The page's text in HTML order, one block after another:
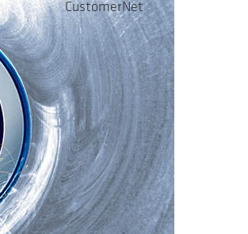
CustomerNet